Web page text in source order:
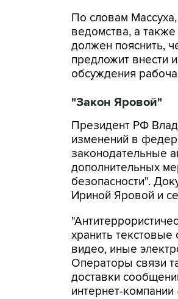
По словам
ведомства, а
должен пояснить,
предложит внести
обсуждения
"Закон Яровой"
Президент РФ
изменений в
законодательные
дополнительных
безопасности".
Ириной Яровой и
хранить
видео, иные
Операторы связи
доставки
интернет-